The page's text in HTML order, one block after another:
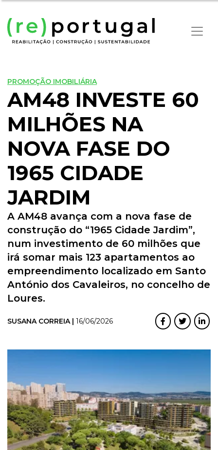
PROMOÇÃO IMOBILIÁRIA
AM48 INVESTE 60
MILHÕES NA
NOVA FASE DO
1965 CIDADE
JARDIM
A AM48 avança com a nova fase de
construção do “1965 Cidade Jardim”,
num investimento de 60 milhões que
irá somar mais 123 apartamentos ao
empreendimento localizado em Santo
António dos Cavaleiros, no concelho de
Loures.
SUSANA CORREIA | 16/06/2026